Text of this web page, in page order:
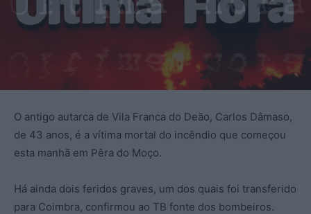
O antigo autarca de Vila Franca do Deão, Carlos Dâmaso,
de 43 anos, é a vítima mortal do incêndio que começou
esta manhã em Pêra do Moço.
Há ainda dois feridos graves, um dos quais foi transferido
para Coimbra, confirmou ao TB fonte dos bombeiros.